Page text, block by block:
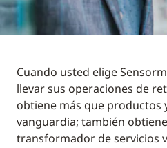
Cuando usted elige
llevar sus operaciones de
obtiene más que productos
vanguardia; también
transformador de servicios